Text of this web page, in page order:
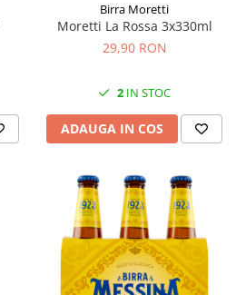
Birra Moretti
Moretti La Rossa 3x330ml
29,90 RON
2 IN STOC
ADAUGA IN COS